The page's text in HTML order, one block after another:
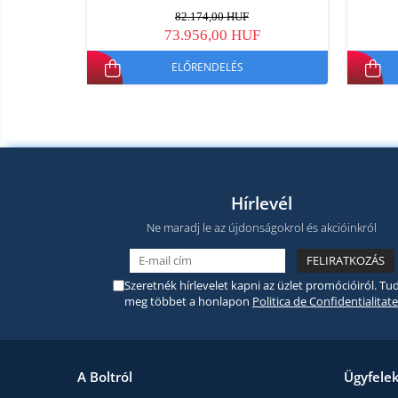
82.174,00 HUF
73.956,00 HUF
ELŐRENDELÉS
Hírlevél
Ne maradj le az újdonságokrol és akcióinkról
Szeretnék hírlevelet kapni az üzlet promócióiról.
meg többet a honlapon Politica de Confidentialitate
A Boltról